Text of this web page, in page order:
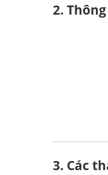
2.
3. Các